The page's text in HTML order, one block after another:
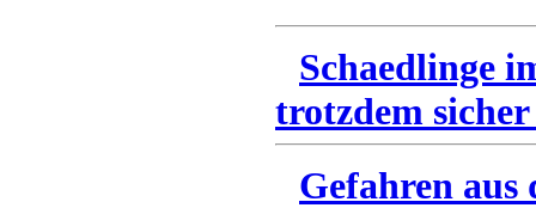
Schaedlinge
trotzdem
Gefahren